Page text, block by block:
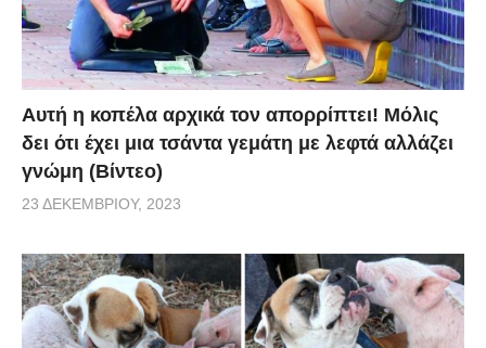
Αυτή η κοπέλα αρχικά τον απορρίπτει! Μόλις
δει ότι έχει μια τσάντα γεμάτη με λεφτά αλλάζει
γνώμη (Βίντεο)
23 ΔΕΚΕΜΒΡΊΟΥ, 2023